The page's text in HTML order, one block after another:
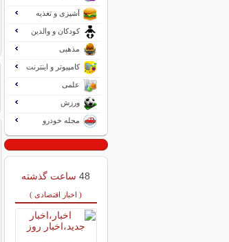
آشپزی و تغذیه
کودکان و والدین
مذهبی
کامپیوتر و اینترنت
علمی
ورزش
مجله خودرو
48 ساعت گذشته
( اخبار اقتصادی )